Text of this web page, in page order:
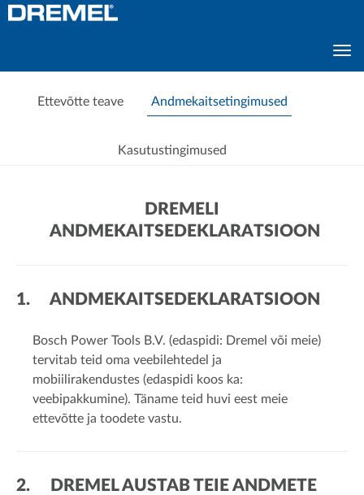
TO
Ettevõtte teave Andmekaitsetingimused
Kasutustingimused
DREMELI
ANDMEKAITSEDEKLARATSIOON
1. ANDMEKAITSEDEKLARATSIOON
Bosch Power Tools B.V. (edaspidi: Dremel või meie)
tervitab teid oma veebilehtedel ja
mobiilirakendustes (edaspidi koos ka:
veebipakkumine). Täname teid huvi eest meie
ettevõtte ja toodete vastu.
2. DREMEL AUSTAB TEIE ANDMETE